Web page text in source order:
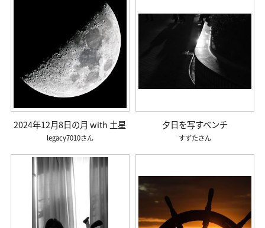
2024年12月8日の月 with 土星
legacy7010
夕日を写すベンチ
すずた